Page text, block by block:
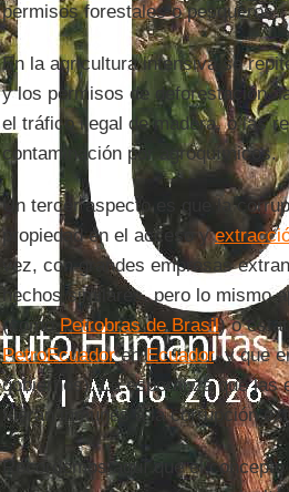
permisos forestales o pesqueros.
En la agricultura intensiva se
y los permisos de deforestación,
el tráfico ilegal de madera, o las
contaminación por agroquímicos.
Un tercer aspecto es que la
propiedad en el acceso y
vez, con grandes empresas
hechos similares, pero lo mismo
(como Petrobras de Brasil) o
PetroEcuador en Ecuador, y que
gobiernos). La esperanza que las
fueran inmunes a la corrupción
Recordemos aquí que el